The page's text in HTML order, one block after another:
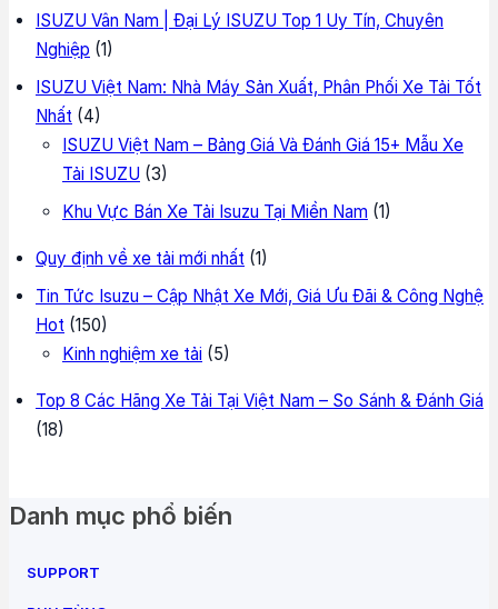
ISUZU Vân Nam | Đại Lý ISUZU Top 1 Uy Tín, Chuyên
Nghiệp (1)
ISUZU Việt Nam: Nhà Máy Sản Xuất, Phân Phối Xe Tải Tốt
Nhất (4)
ISUZU Việt Nam – Bảng Giá Và Đánh Giá 15+ Mẫu Xe
Tải ISUZU (3)
Khu Vực Bán Xe Tải Isuzu Tại Miền Nam (1)
Quy định về xe tải mới nhất (1)
Tin Tức Isuzu – Cập Nhật Xe Mới, Giá Ưu Đãi & Công Nghệ
Hot (150)
Kinh nghiệm xe tải (5)
Top 8 Các Hãng Xe Tải Tại Việt Nam – So Sánh & Đánh Giá
(18)
Danh mục phổ biến
SUPPORT